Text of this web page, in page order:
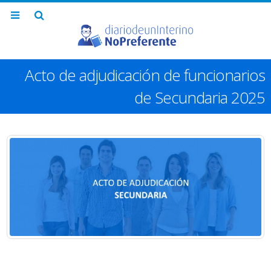
Acto de adjudicación de funcionarios
de Secundaria 2025